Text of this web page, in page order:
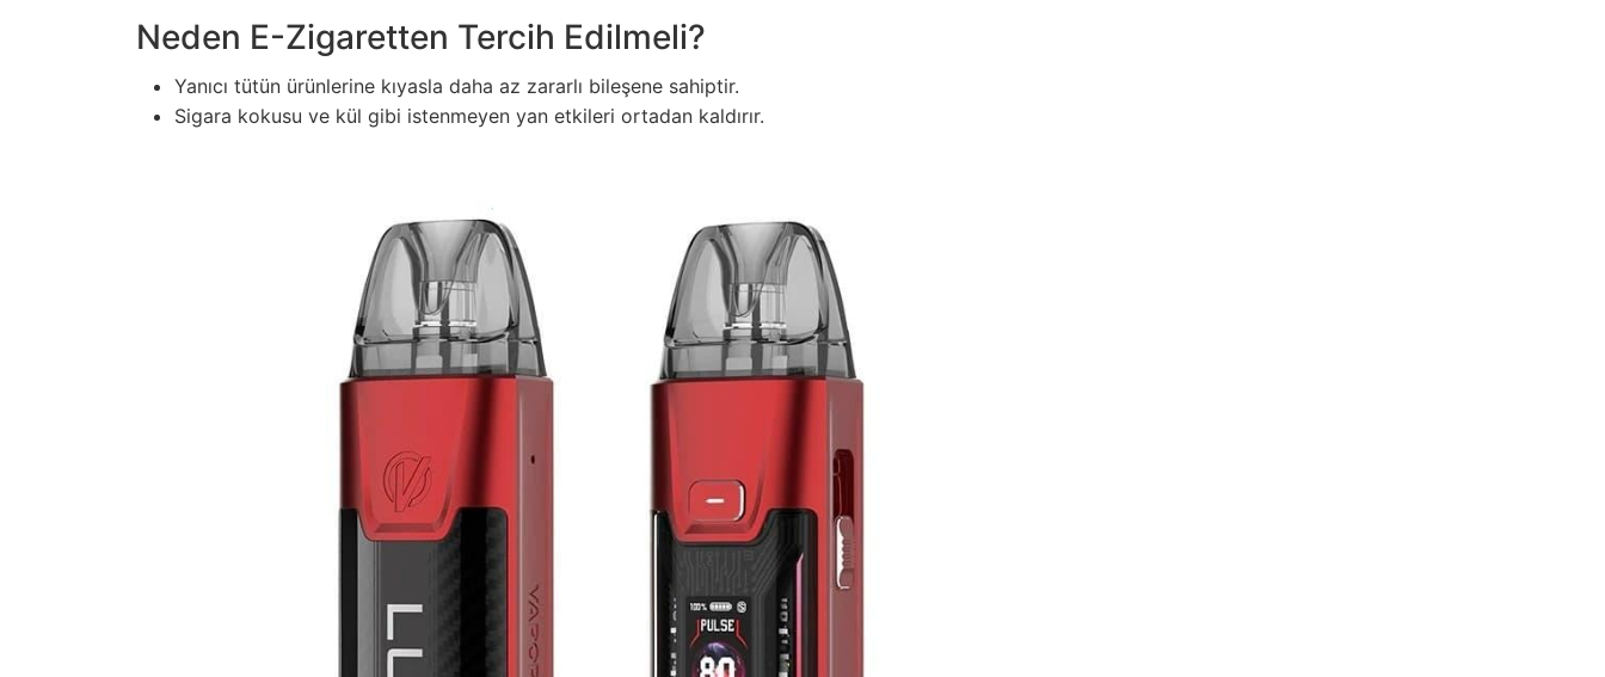
Neden E-Zigaretten Tercih Edilmeli?
Yanıcı tütün ürünlerine kıyasla daha az zararlı bileşene sahiptir.
Sigara kokusu ve kül gibi istenmeyen yan etkileri ortadan kaldırır.